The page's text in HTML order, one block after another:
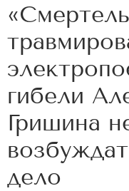
гибели
Гришина
дело